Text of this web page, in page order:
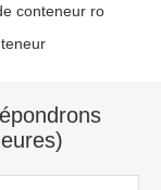
conteneur ro